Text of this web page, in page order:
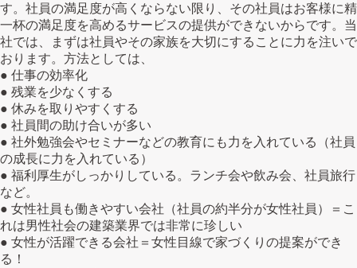
す。社員の満足度が高くならない限り、その社員はお客様に精
一杯の満足度を高めるサービスの提供ができないからです。当
社では、まずは社員やその家族を大切にすることに力を注いで
おります。方法としては、
● 仕事の効率化
● 残業を少なくする
● 休みを取りやすくする
● 社員間の助け合いが多い
● 社外勉強会やセミナーなどの教育にも力を入れている（社員
の成長に力を入れている）
● 福利厚生がしっかりしている。ランチ会や飲み会、社員旅行
など。
● 女性社員も働きやすい会社（社員の約半分が女性社員）＝こ
れは男性社会の建築業界では非常に珍しい
● 女性が活躍できる会社＝女性目線で家づくりの提案ができ
る！